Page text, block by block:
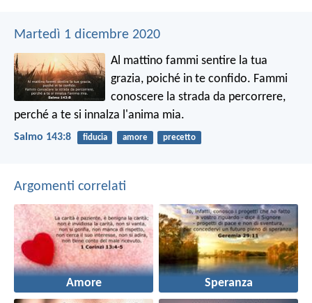
Martedì 1 dicembre 2020
Al mattino fammi sentire la tua
grazia, poiché in te confido. Fammi
conoscere la strada da percorrere,
perché a te si innalza l'anima mia.
Salmo 143:8 fiducia amore precetto
Argomenti correlati
Amore Speranza